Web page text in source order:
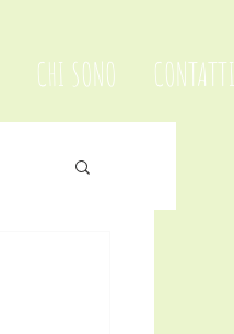
CHI SONO CONTATTI